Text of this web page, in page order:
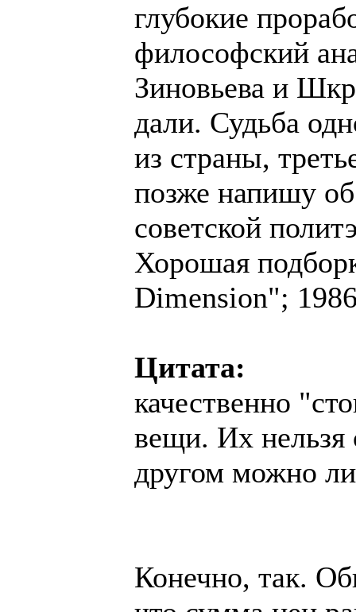
глубокие
философский
Зиновьева и
дали. Судьба
из страны,
позже напишу
советской
Хорошая
Dimension";
Цитата:
качественно
вещи. Их нельзя
другом можно
Конечно, так.